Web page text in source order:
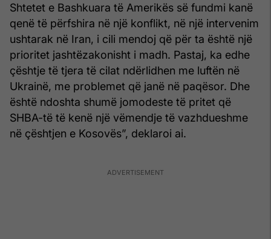
Shtetet e Bashkuara të Amerikës së fundmi kanë
qenë të përfshira në një konflikt, në një intervenim
ushtarak në Iran, i cili mendoj që për ta është një
prioritet jashtëzakonisht i madh. Pastaj, ka edhe
çështje të tjera të cilat ndërlidhen me luftën në
Ukrainë, me problemet që janë në paqësor. Dhe
është ndoshta shumë jomodeste të pritet që
SHBA-të të kenë një vëmendje të vazhdueshme
në çështjen e Kosovës”, deklaroi ai.